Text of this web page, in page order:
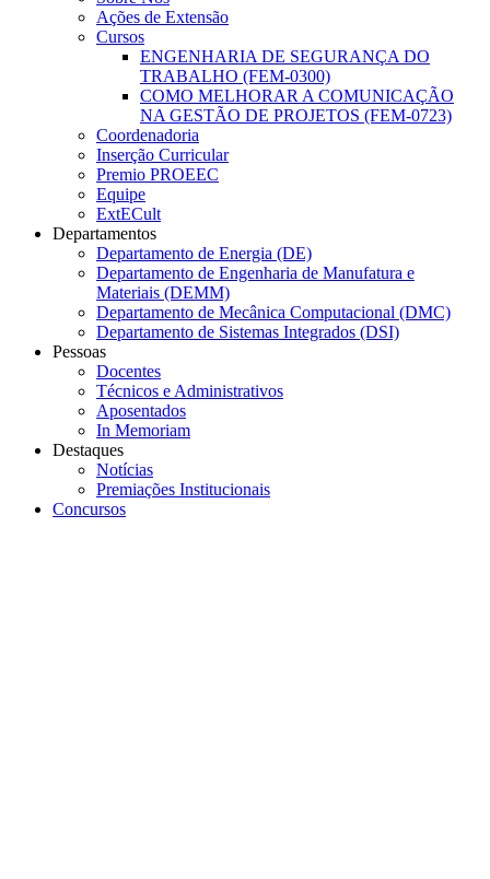
Ações de Extensão
Cursos
ENGENHARIA DE SEGURANÇA DO
TRABALHO (FEM-0300)
COMO MELHORAR A COMUNICAÇÃO
NA GESTÃO DE PROJETOS (FEM-0723)
Coordenadoria
Inserção Curricular
Premio PROEEC
Equipe
ExtECult
Departamentos
Departamento de Energia (DE)
Departamento de Engenharia de Manufatura e
Materiais (DEMM)
Departamento de Mecânica Computacional (DMC)
Departamento de Sistemas Integrados (DSI)
Pessoas
Docentes
Técnicos e Administrativos
Aposentados
In Memoriam
Destaques
Notícias
Premiações Institucionais
Concursos